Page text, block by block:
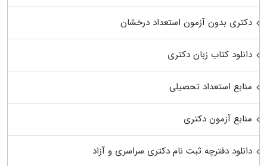
دکتری بدون آزمون استعداد درخشان
دانلود کتاب زبان دکتری
منابع استعداد تحصیلی
منابع آزمون دکتری
دانلود دفترچه ثبت نام دکتری سراسری و آزاد